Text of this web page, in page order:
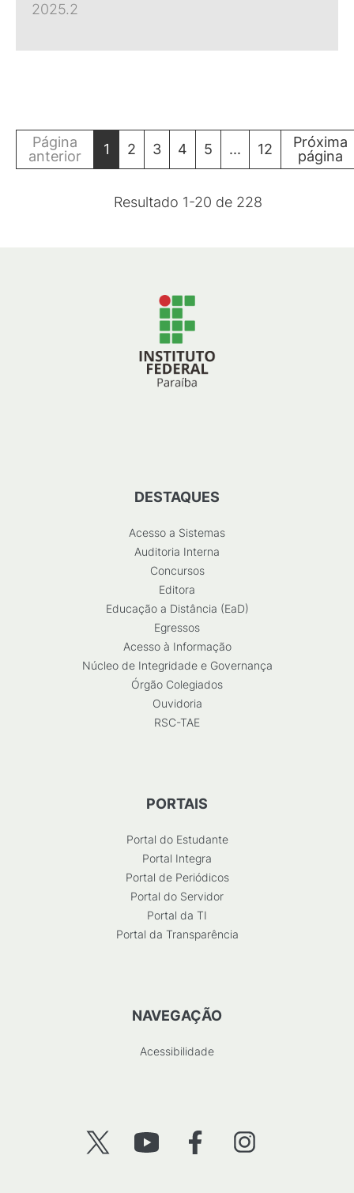
2025.2
Página
anterior
1 2 3 4 5 ... 12
Próxima
página
Resultado 1-20 de 228
DESTAQUES
Acesso a Sistemas
Auditoria Interna
Concursos
Editora
Educação a Distância (EaD)
Egressos
Acesso à Informação
Núcleo de Integridade e Governança
Órgão Colegiados
Ouvidoria
RSC-TAE
PORTAIS
Portal do Estudante
Portal Integra
Portal de Periódicos
Portal do Servidor
Portal da TI
Portal da Transparência
NAVEGAÇÃO
Acessibilidade